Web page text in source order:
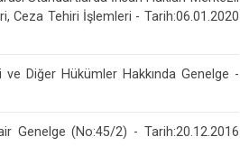
Ceza Tehiri İşlemleri - Tarih:06.01.2020
Diğer Hükümler Hakkında Genelge -
Genelge (No:45/2) - Tarih:20.12.2016